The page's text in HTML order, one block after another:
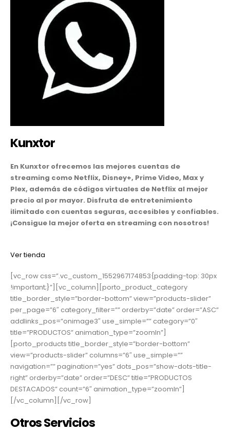
Kunxtor
En Kunxtor ofrecemos las mejores cuentas de
streaming como Netflix, Disney+, Prime Video, Max y
Plex, además de códigos virtuales de Netflix al mejor
precio al por mayor. Disfruta de entretenimiento
ilimitado con cuentas seguras, accesibles y confiables.
¡Consigue la mejor oferta en streaming con nosotros!
Ver tienda
[vc_row css=”.vc_custom_1552967174853{padding-top: 30px
!important;}”][vc_column][porto_product_category
title_border_style=”border-bottom” view=”products-slider”
per_page=”6″ category_filter=”” orderby=”date” order=”ASC”
addlinks_pos=”onimage3″ use_simple=”” category=”0″
title=”PRODUCTOS” animation_type=”zoomIn”]
[porto_products title_border_style=”border-bottom”
view=”products-slider” columns=”6″ use_simple=””
navigation=”” pagination=”yes” dots_pos=”show-dots-title-
right” orderby=”date” order=”DESC” title=”PRODUCTOS
DESTACADOS” count=”6″ animation_type=”zoomIn”]
[/vc_column][/vc_row]
Otros Servicios